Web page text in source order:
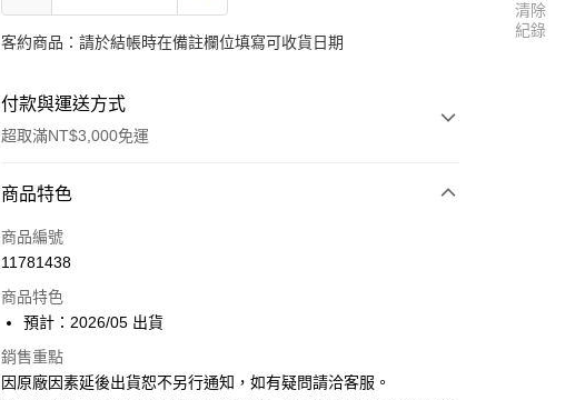
客約商品：請於結帳時在備註欄位填寫可收貨日期
付款與運送方式
超取滿NT$3,000免運
付款方式
信用卡一次付款
Apple Pay
ATM付款
商品特色
商品編號
11781438
商品特色
預計：2026/05 出貨
銷售重點
因原廠因素延後出貨恕不另行通知，如有疑問請洽客服。
清除
紀錄